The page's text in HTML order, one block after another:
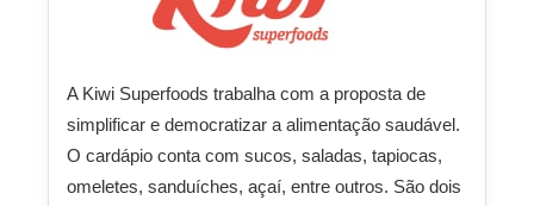
A Kiwi Superfoods trabalha com a proposta de
simplificar e democratizar a alimentação saudável.
O cardápio conta com sucos, saladas, tapiocas,
omeletes, sanduíches, açaí, entre outros. São dois